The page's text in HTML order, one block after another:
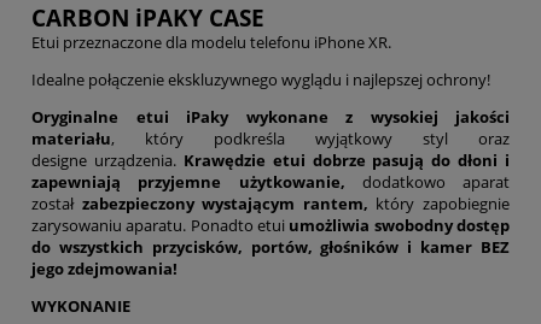
CARBON iPAKY CASE
Etui przeznaczone dla modelu telefonu iPhone XR.
Idealne połączenie ekskluzywnego wyglądu i najlepszej ochrony!
Oryginalne etui iPaky wykonane z wysokiej jakości
materiału, który podkreśla wyjątkowy styl oraz
designe urządzenia. Krawędzie etui dobrze pasują do dłoni i
zapewniają przyjemne użytkowanie, dodatkowo aparat
został zabezpieczony wystającym rantem, który zapobiegnie
zarysowaniu aparatu. Ponadto etui umożliwia swobodny dostęp
do wszystkich przycisków, portów, głośników i kamer BEZ
jego zdejmowania!
WYKONANIE